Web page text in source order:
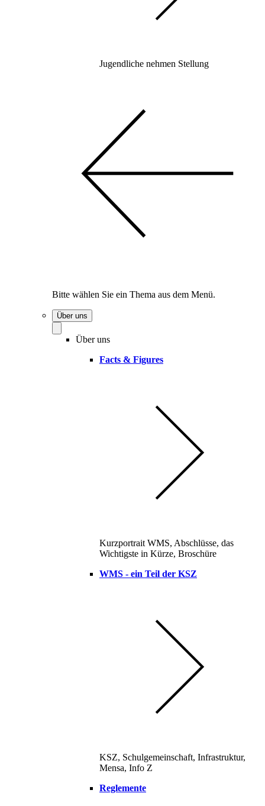
Jugendliche nehmen Stellung
Bitte wählen Sie ein Thema aus dem Menü.
Über uns
Über uns
Facts & Figures
Kurzportrait WMS, Abschlüsse, das
Wichtigste in Kürze, Broschüre
WMS - ein Teil der KSZ
KSZ, Schulgemeinschaft, Infrastruktur,
Mensa, Info Z
Reglemente